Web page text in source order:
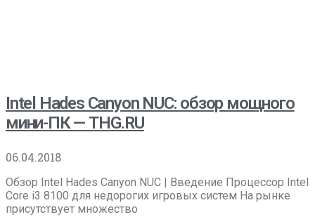
Intel Hades Canyon NUC: обзор мощного
мини-ПК — THG.RU
06.04.2018
Обзор Intel Hades Canyon NUC | Введение Процессор Intel
Core i3 8100 для недорогих игровых систем На рынке
присутствует множество